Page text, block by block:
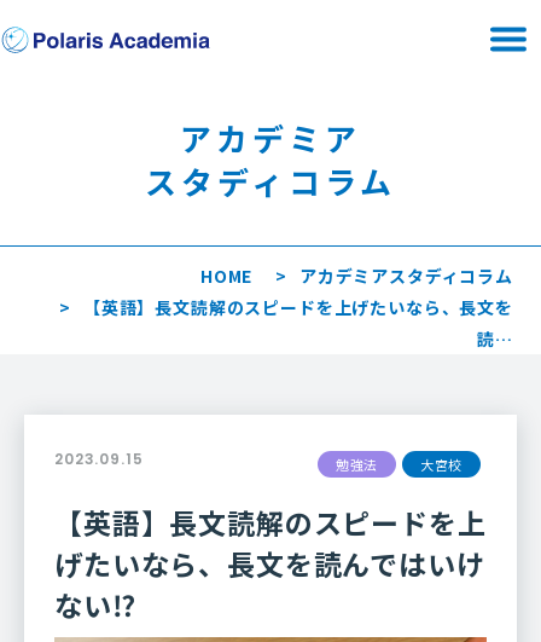
アカデミア
スタディコラム
HOME
アカデミアスタディコラム
【英語】長文読解のスピードを上げたいなら、長文を
読…
2023.09.15 勉強法 大宮校
【英語】長文読解のスピードを上
げたいなら、長文を読んではいけ
ない⁉